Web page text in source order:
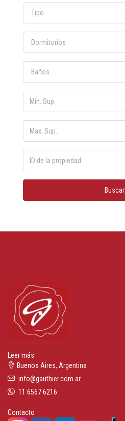
Tipo
Dormitorios
Baños
Buscar
Leer más
Buenos Aires, Argentina
info@gauthier.com.ar
11 6567 6216
Contacto